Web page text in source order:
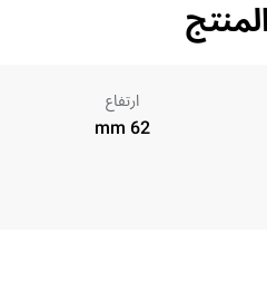
ارتفاع
62 mm